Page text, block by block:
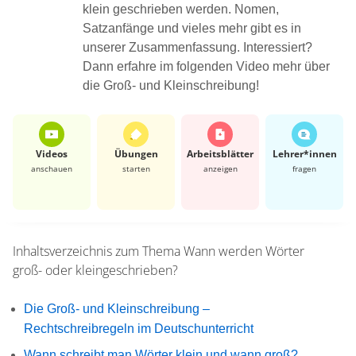
klein geschrieben werden. Nomen,
Satzanfänge und vieles mehr gibt es in
unserer Zusammenfassung. Interessiert?
Dann erfahre im folgenden Video mehr über
die Groß- und Kleinschreibung!
Videos
anschauen
Übungen
starten
Arbeits­blätter
anzeigen
Lehrer*​innen
fragen
Inhaltsverzeichnis zum ThemaWann werden Wörter
groß- oder kleingeschrieben?
Die Groß- und Kleinschreibung –
Rechtschreibregeln im Deutschunterricht